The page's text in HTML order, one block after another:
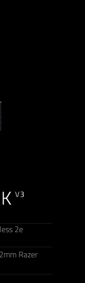
2e
Razer